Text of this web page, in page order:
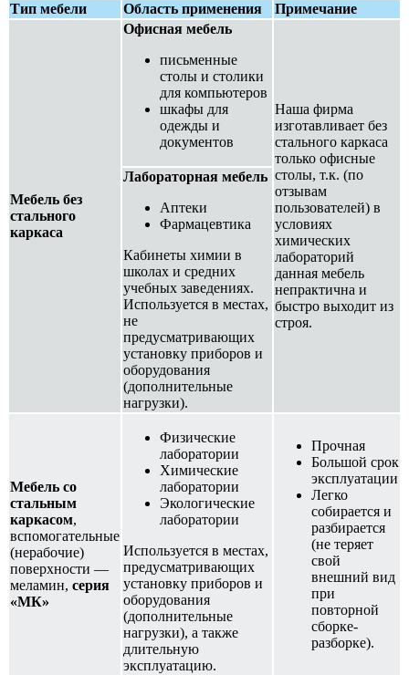
Тип мебели Область применения Примечание
Мебель без
стального
каркаса
Офисная мебель
письменные
столы и столики
для компьютеров
шкафы для
одежды и
документов
Наша фирма
изготавливает без
стального каркаса
только офисные
столы, т.к. (по
отзывам
пользователей) в
условиях
химических
лабораторий
данная мебель
непрактична и
быстро выходит из
строя.
Лабораторная мебель
Аптеки
Фармацевтика
Кабинеты химии в
школах и средних
учебных заведениях.
Используется в местах,
не
предусматривающих
установку приборов и
оборудования
(дополнительные
нагрузки).
Мебель со
стальным
каркасом,
вспомогательные
(нерабочие)
поверхности —
меламин, серия
«МК»
Физические
лаборатории
Химические
лаборатории
Экологические
лаборатории
Используется в местах,
предусматривающих
установку приборов и
оборудования
(дополнительные
нагрузки), а также
длительную
эксплуатацию.
Прочная
Большой срок
эксплуатации
Легко
собирается и
разбирается
(не теряет
свой
внешний вид
при
повторной
сборке-
разборке).